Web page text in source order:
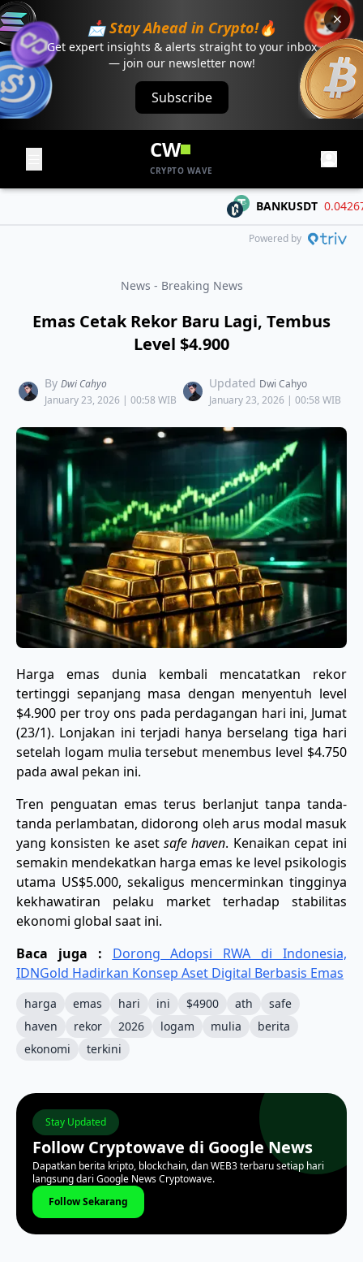
📩 Stay Ahead in Crypto!🔥
Get expert insights & alerts straight to your inbox
— join our newsletter now!
Subscribe
CW
CRYPTO WAVE
BANKUSDT 0.04267 -
Powered by
News - Breaking News
Emas Cetak Rekor Baru Lagi, Tembus
Level $4.900
By Dwi Cahyo
January 23, 2026 | 00:58 WIB
Updated Dwi Cahyo
January 23, 2026 | 00:58 WIB
Harga emas dunia kembali mencatatkan rekor
tertinggi sepanjang masa dengan menyentuh level
$4.900 per troy ons pada perdagangan hari ini, Jumat
(23/1). Lonjakan ini terjadi hanya berselang tiga hari
setelah logam mulia tersebut menembus level $4.750
pada awal pekan ini.
​Tren penguatan emas terus berlanjut tanpa tanda-
tanda perlambatan, didorong oleh arus modal masuk
yang konsisten ke aset safe haven. Kenaikan cepat ini
semakin mendekatkan harga emas ke level psikologis
utama US$5.000, sekaligus mencerminkan tingginya
kekhawatiran pelaku market terhadap stabilitas
ekonomi global saat ini.
Baca juga : Dorong Adopsi RWA di Indonesia,
IDNGold Hadirkan Konsep Aset Digital Berbasis Emas
harga emas hari ini $4900 ath
safe
haven
rekor 2026 logam mulia
berita
ekonomi
terkini
Stay Updated
Follow Cryptowave di Google News
Dapatkan berita kripto, blockchain, dan WEB3 terbaru setiap hari
langsung dari Google News Cryptowave.
Follow Sekarang